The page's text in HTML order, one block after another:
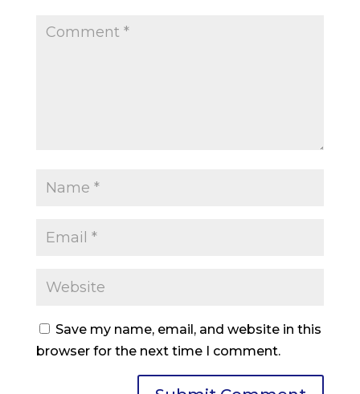
Save my name, email, and website in this
browser for the next time I comment.